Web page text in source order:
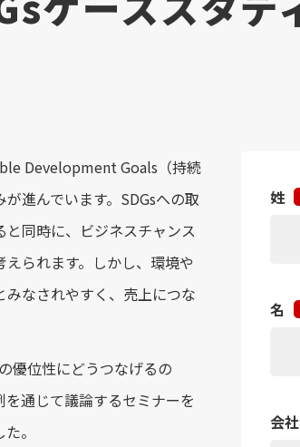
Development Goals（持続
進んでいます。SDGsへの取
同時に、ビジネスチャンス
られます。しかし、環境や
なされやすく、売上につな
優位性にどうつなげるの
通じて議論するセミナーを
。